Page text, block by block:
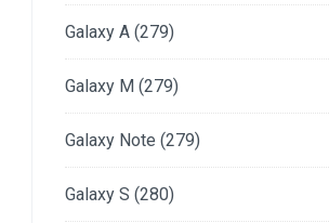
Galaxy A (279)
Galaxy M (279)
Galaxy Note (279)
Galaxy S (280)